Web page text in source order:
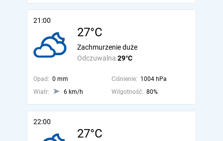
21:00
27°C
Odczuwalna 29°C
Zachmurzenie duże
Opad: 0 mm Ciśnienie: 1004 hPa
Wiatr:
6 km/h Wilgotność: 80%
22:00
27°C